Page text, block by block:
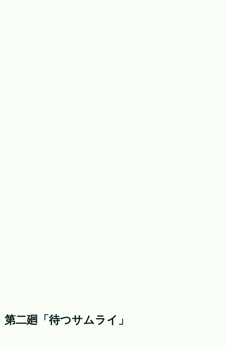
第二廻「待つサムライ」